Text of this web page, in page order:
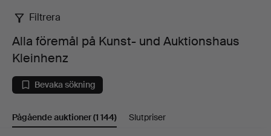
Alla
föremål
på
Kunst-
Filtrera
Alla föremål på Kunst- und Auktionshaus
Kleinhenz
Bevaka sökning
Pågående auktioner(1 144) Slutpriser